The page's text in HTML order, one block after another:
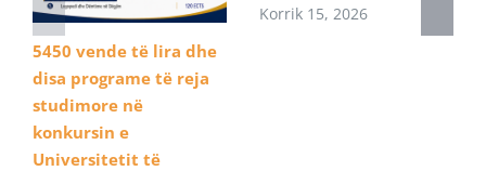
5450 vende të lira dhe
disa programe të reja
studimore në
konkursin e
Universitetit të
Korrik 15, 2026